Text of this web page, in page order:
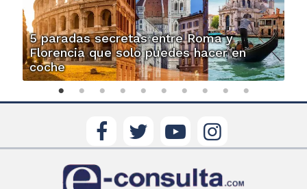
5 paradas secretas entre Roma y
Florencia que solo puedes hacer en
coche